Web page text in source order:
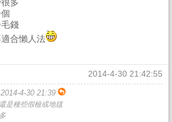
多
錢
合懶人法
2014-4-30 21:42:55
4-30 21:39
是種些假檢或地毯